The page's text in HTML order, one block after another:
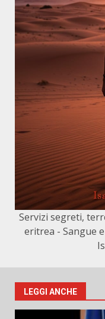
Servizi segreti,
eritrea - Sangue
LEGGI ANCHE